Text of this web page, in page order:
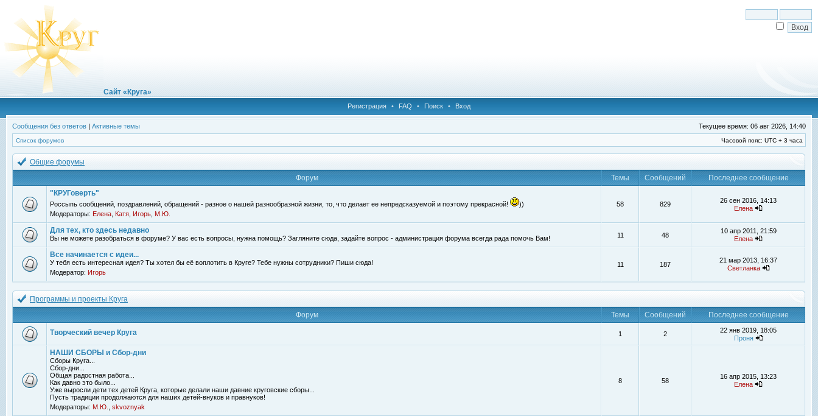
Сайт «Круга»
Регистрация • FAQ • Поиск • Вход
Сообщения без ответов | Активные темы Текущее время: 06 авг 2026, 14:40
Список форумов Часовой пояс: UTC + 3 часа
Общие форумы
Форум
Темы Сообщений
Последнее сообщение
"КРУГоверть"
Россыпь сообщений, поздравлений, обращений - разное о нашей разнообразной жизни, то, что делает ее непредсказуемой и поэтому прекрасной!
))
Модераторы: Елена Катя Игорь М.Ю.
58 829
26 сен 2016, 14:13
Елена
Для тех, кто здесь недавно
Вы не можете разобраться в форуме? У вас есть вопросы, нужна помощь? Загляните сюда, задайте вопрос - администрация форума всегда рада помочь Вам! 11 48
10 апр 2011, 21:59
Елена
Все начинается с идеи...
У тебя есть интересная идея? Ты хотел бы её воплотить в Круге? Тебе нужны сотрудники? Пиши сюда!
Модератор: Игорь
11 187
21 мар 2013, 16:37
Светланка
Программы и проекты Круга
Форум
Темы Сообщений Последнее сообщение
Творческий вечер Круга 1 2
22 янв 2019, 18:05
Проня
НАШИ СБОРЫ и Сбор-дни
Сборы Круга...
Сбор-дни...
Общая радостная работа...
Как давно это было...
Уже выросли дети тех детей Круга, которые делали наши давние круговские сборы...
Пусть традиции продолжаются для наших детей-внуков и правнуков!
Модераторы: М.Ю. skvoznyak
8 58
16 апр 2015, 13:23
Елена